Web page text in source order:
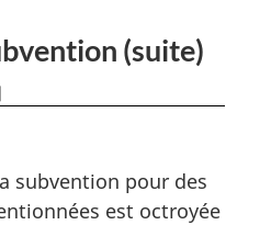
(suite)
subvention pour des
est octroyée